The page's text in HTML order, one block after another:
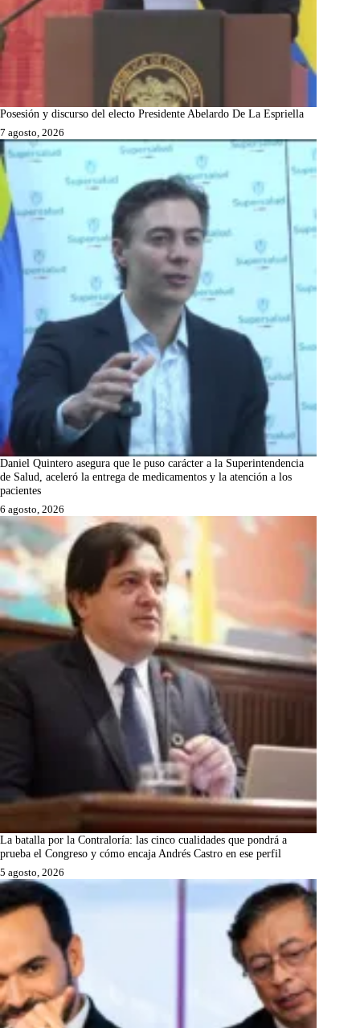
Posesión y discurso del electo Presidente Abelardo De La Espriella
7 agosto, 2026
Daniel Quintero asegura que le puso carácter a la Superintendencia
de Salud, aceleró la entrega de medicamentos y la atención a los
pacientes
6 agosto, 2026
La batalla por la Contraloría: las cinco cualidades que pondrá a
prueba el Congreso y cómo encaja Andrés Castro en ese perfil
5 agosto, 2026